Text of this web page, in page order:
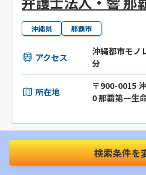
沖縄県 那覇市
アクセス
沖縄都市モノ
分
所在地
〒900-0015
0 那覇第一生
みやぎ法律事務所
検索条件を